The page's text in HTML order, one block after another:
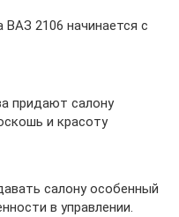
2106 начинается с
придают салону
и красоту
салону особенный
в управлении.